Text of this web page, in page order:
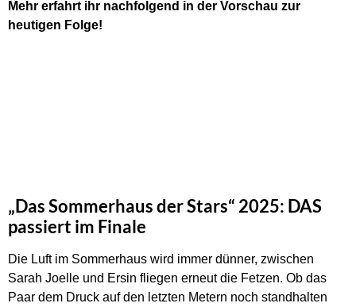
Mehr erfahrt ihr nachfolgend in der Vorschau zur
heutigen Folge!
„Das Sommerhaus der Stars“ 2025: DAS
passiert im Finale
Die Luft im Sommerhaus wird immer dünner, zwischen
Sarah Joelle und Ersin fliegen erneut die Fetzen. Ob das
Paar dem Druck auf den letzten Metern noch standhalten